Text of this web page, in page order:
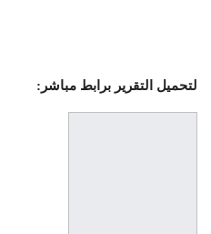
لتحميل التقرير برابط مباشر: